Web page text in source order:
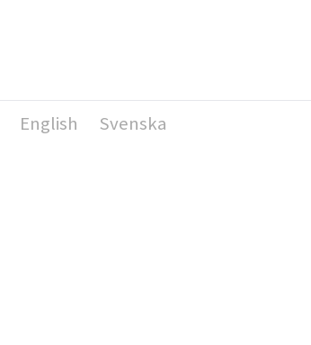
English Svenska